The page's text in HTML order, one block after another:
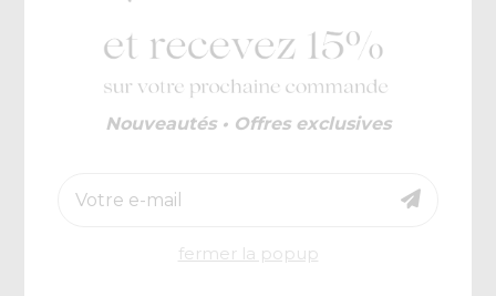
Nouveautés • Offres exclusives
fermer la popup